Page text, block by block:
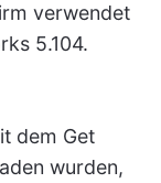
verwendet
5.104.
dem Get
wurden,